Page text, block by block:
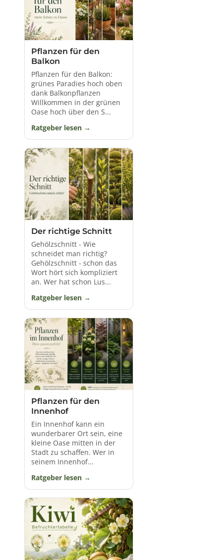
Nistplatz undInsekteneinen Unterschlupf.
Keine andere Pflanzenart ist so vielseitig und verleiht
dem Garten, Balkon oder der Terrasse einen so
persönlichen Charme.
Pflanzen für den
Balkon
Pflanzen für den Balkon:
grünes Paradies hoch oben
dank Balkonpflanzen
Willkommen in der grünen
Oase hoch über den S...
Ratgeber lesen
Der richtige Schnitt
Gehölzschnitt - Wie
schneidet man richtig?
Gehölzschnitt - schon das
Wort hört sich kompliziert
an. Wer hat schon Lus...
Ratgeber lesen
Pflanzen für den
Innenhof
Ein Innenhof kann ein
wunderbarer Ort sein, eine
kleine Oase mitten in der
Stadt zu schaffen. Wer in
seinem Innenhof...
Ratgeber lesen